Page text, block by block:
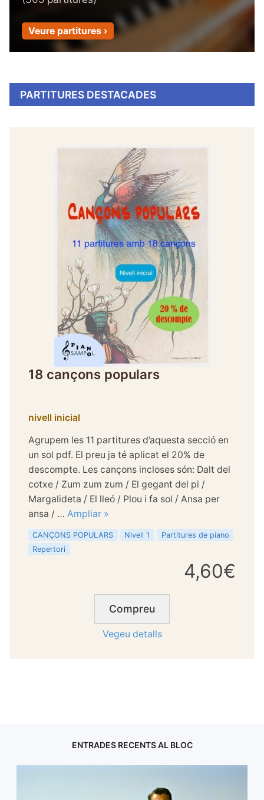
Veure partitures ›
PARTITURES DESTACADES
18 cançons populars
nivell inicial
Agrupem les 11 partitures d’aquesta secció en
un sol pdf. El preu ja té aplicat el 20% de
descompte. Les cançons incloses són: Dalt del
cotxe / Zum zum zum / El gegant del pi /
Margalideta / El lleó / Plou i fa sol / Ansa per
ansa / … Ampliar »
CANÇONS POPULARS Nivell 1
Partitures de piano
Repertori
4,60€
Compreu
Vegeu detalls
ENTRADES RECENTS AL BLOC